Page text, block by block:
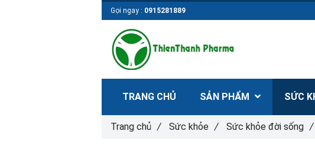
Trang chủ / Sức khỏe / Sức khỏe đời sống /
Gọi ngay : 0915281889
TRANG CHỦ SẢN PHẨM SỨC